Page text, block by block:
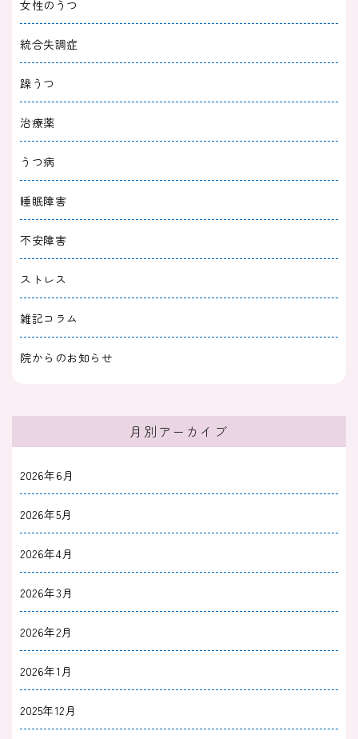
眠れないのはうつ病のサイン？早朝覚醒って
何？眠れないときの対処法５選
2023/07/26
眠れないまま朝を迎える理由と治療法５選！病
院受診の目安は？
2023/07/18
不眠症は自力で治せる？薬に頼らない自分でで
きる克服法12選｜生活習慣の改善
2023/07/15
夜眠れないときは何科を受診すればいい？原因
別に診療科を教えます
女性のうつ
統合失調症
躁うつ
治療薬
うつ病
睡眠障害
不安障害
ストレス
雑記コラム
院からのお知らせ
月別アーカイブ
2026年6月
2026年5月
2026年4月
2026年3月
2026年2月
2026年1月
2025年12月